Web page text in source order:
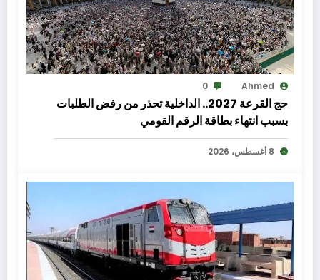
Ahmed
0
حج القرعة 2027.. الداخلية تحذر من رفض الطلبات
بسبب انتهاء بطاقة الرقم القومي
8 أغسطس، 2026